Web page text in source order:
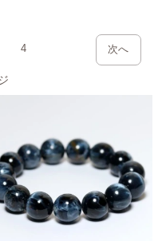
成過程の関係上、タイ
天然石ですが、インフ
界まで抑えた価格でご
ませ。
4 次へ